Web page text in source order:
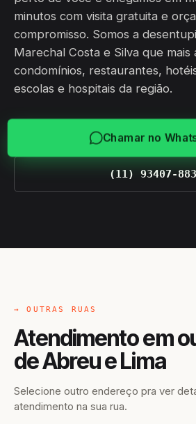
minutos com visita gratuita e
compromisso. Somos a
Marechal Costa e Silva que mais
condomínios, restaurantes,
escolas e hospitais da região.
Chamar no
(11) 93407-
→ OUTRAS RUAS
Atendimento em
de Abreu e Lima
Selecione outro endereço pra ver
atendimento na sua rua.